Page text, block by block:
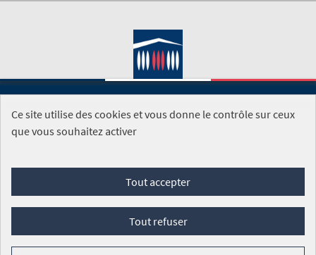
SITE DE L'ASSEMBLÉE NATIONALE
Foire aux questions
Conditions générales d'utilisation (CGU)
Mentions légales
Cookies
Ce site utilise des cookies et vous donne le contrôle sur ceux
que vous souhaitez activer
Tout accepter
Tout refuser